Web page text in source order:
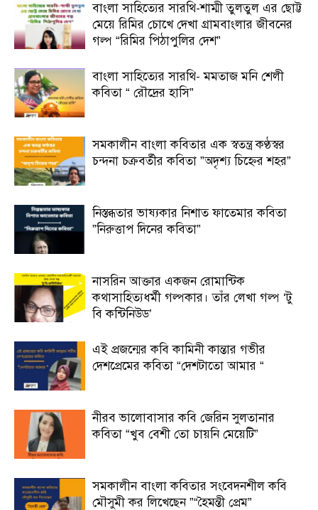
বাংলা সাহিত্যের সারথি-শাম্মী তুলতুল এর ছোট্ট
মেয়ে রিমির চোখে দেখা গ্রামবাংলার জীবনের
গল্প “রিমির পিঠাপুলির দেশ”
বাংলা সাহিত্যের সারথি- মমতাজ মনি শেলী
কবিতা “ রৌদ্রের হাসি”
সমকালীন বাংলা কবিতার এক স্বতন্ত্র কণ্ঠস্বর
চন্দনা চক্রবর্তীর কবিতা ”অদৃশ্য চিহ্নের শহর”
নিস্তব্ধতার ভাষ্যকার নিশাত ফাতেমার কবিতা
”নিরুত্তাপ দিনের কবিতা”
নাসরিন আক্তার একজন রোমান্টিক
কথাসাহিত্যধর্মী গল্পকার। তাঁর লেখা গল্প ‘টু
বি কন্টিনিউড’
এই প্রজন্মের কবি কামিনী কান্তার গভীর
দেশপ্রেমের কবিতা “দেশটাতো আমার “
নীরব ভালোবাসার কবি জেরিন সুলতানার
কবিতা “খুব বেশী তো চায়নি মেয়েটি”
সমকালীন বাংলা কবিতার সংবেদনশীল কবি
মৌসুমী কর লিখেছেন ”“হৈমন্তী প্রেম”